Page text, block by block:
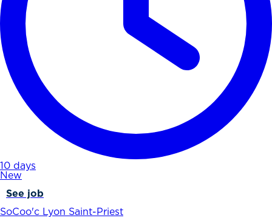
10 days
New
See job
SoCoo'c Lyon Saint-Priest